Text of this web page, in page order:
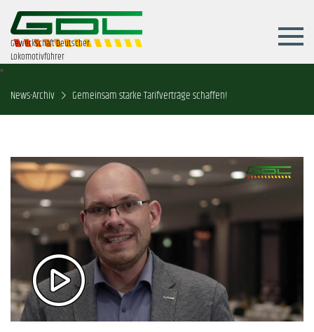
Gewerkschaft Deutscher
Lokomotivführer
News-Archiv Gemeinsam starke Tarifverträge schaffen!